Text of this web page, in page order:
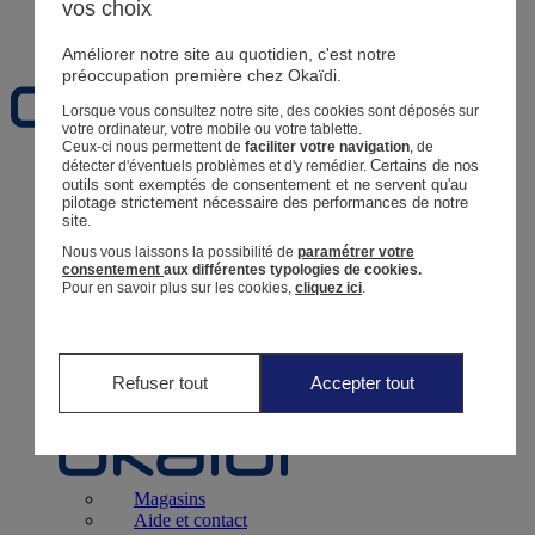
Naissance0 - 12 mois
Magasins
Retour
Bébé Fille3 mois - 5 ans
Magasins
Aide et contact
vos choix
Améliorer notre site au quotidien, c'est notre
préoccupation première chez Okaïdi.
Lorsque vous consultez notre site, des cookies sont déposés sur
votre ordinateur, votre mobile ou votre tablette.
Ceux-ci nous permettent defaciliter votre navigation , de
détecter d'éventuels problèmes et d'y remédier.Certains de nos
outils sont exemptés de consentement et ne servent qu'au
pilotage strictement nécessaire des performances de notre
site.
Nous vous laissons la possibilité deparamétrer votre
consentementaux différentes typologies de cookies.
Pour en savoir plus sur les cookies,cliquez ici
Refuser tout Accepter tout